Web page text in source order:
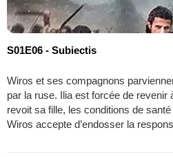
S01E06 - Subiectis
Wiros et ses compagnons
par la ruse. Ilia est forcée de revenir
revoit sa fille, les conditions de
Wiros accepte d’endosser la